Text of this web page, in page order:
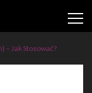
– Jak Stosować?